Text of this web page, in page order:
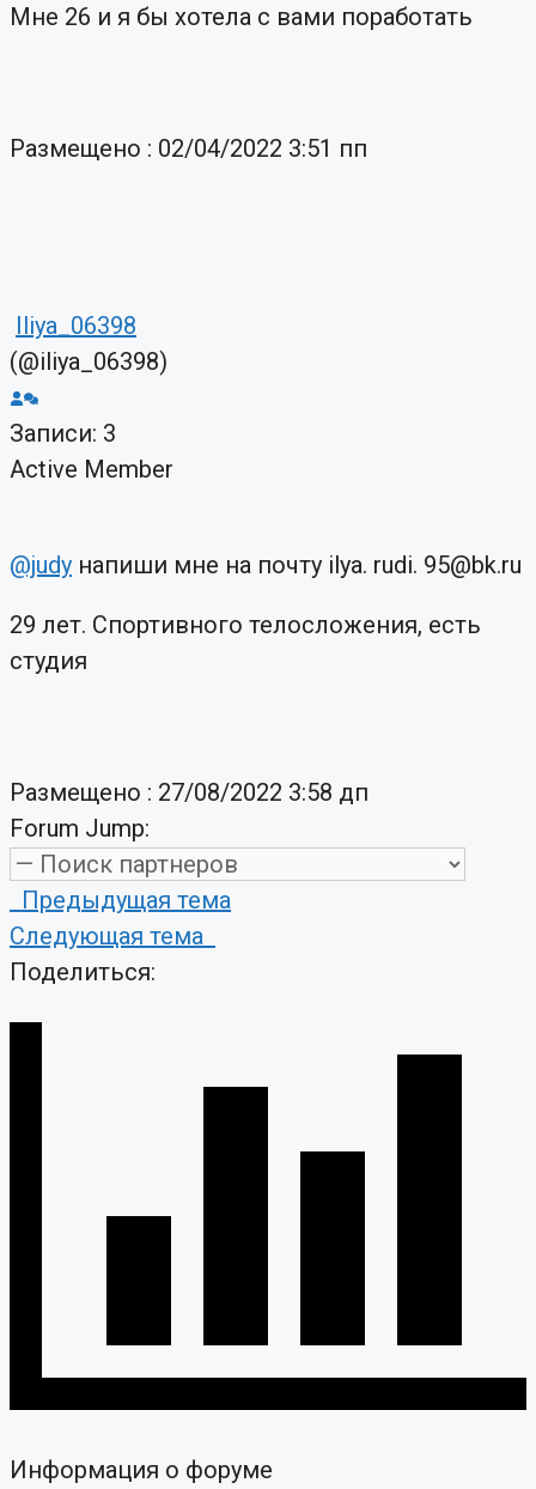
Мне 26 и я бы хотела с вами поработать
Размещено : 02/04/2022 3:51 пп
Iliya_06398
(@iliya_06398)
Записи: 3
Active Member
@judy напиши мне на почту ilya. rudi. 95@bk.ru
29 лет. Спортивного телосложения, есть
студия
Размещено : 27/08/2022 3:58 дп
Forum Jump:
Предыдущая тема
Следующая тема
Поделиться:
Информация о форуме